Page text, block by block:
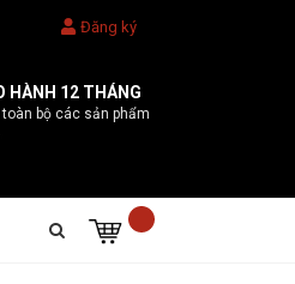
Đăng ký
HÀNH 12 THÁNG
toàn bộ các sản phẩm